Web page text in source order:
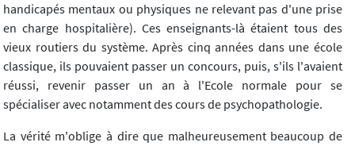
handicapés mentaux ou physiques ne relevant pas d'une prise
en charge hospitalière). Ces enseignants-là étaient tous des
vieux routiers du système. Après cinq années dans une école
classique, ils pouvaient passer un concours, puis, s'ils l'avaient
réussi, revenir passer un an à l'Ecole normale pour se
spécialiser avec notamment des cours de psychopathologie.
La vérité m'oblige à dire que malheureusement beaucoup de